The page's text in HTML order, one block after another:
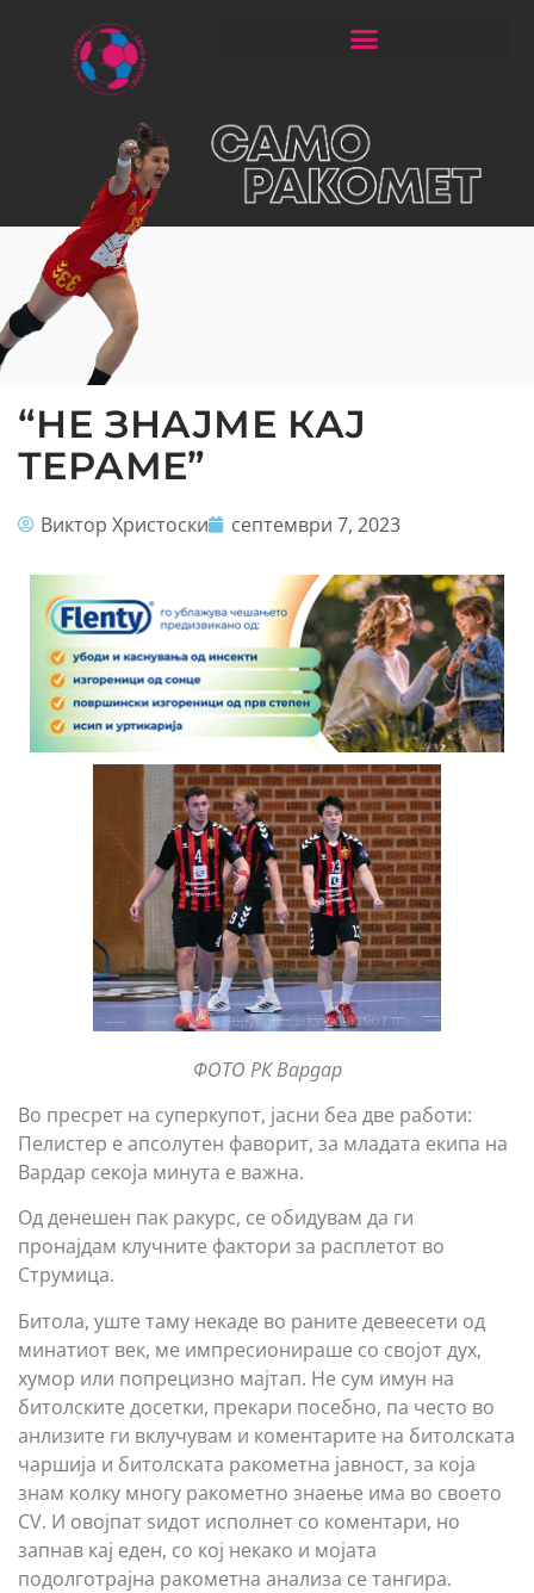
“НЕ ЗНАЈМЕ КАЈ
ТЕРАМЕ”
Виктор Христоски септември 7, 2023
ФОТО РК Вардар
Во пресрет на суперкупот, јасни беа две работи:
Пелистер е апсолутен фаворит, за младата екипа на
Вардар секоја минута е важна.
Од денешен пак ракурс, се обидувам да ги
пронајдам клучните фактори за расплетот во
Струмица.
Битола, уште таму некаде во раните девеесети од
минатиот век, ме импресионираше со својот дух,
хумор или попрецизно мајтап. Не сум имун на
битолските досетки, прекари посебно, па често во
анлизите ги вклучувам и коментарите на битолската
чаршија и битолската ракометна јавност, за која
знам колку многу ракометно знаење има во своето
CV. И овојпат ѕидот исполнет со коментари, но
запнав кај еден, со кој некако и мојата
подолготрајна ракометна анализа се тангира.